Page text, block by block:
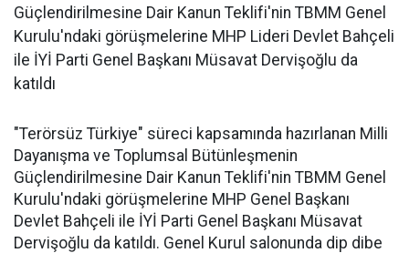
Güçlendirilmesine Dair Kanun Teklifi'nin TBMM Genel
Kurulu'ndaki görüşmelerine MHP Lideri Devlet Bahçeli
ile İYİ Parti Genel Başkanı Müsavat Dervişoğlu da
katıldı
"Terörsüz Türkiye" süreci kapsamında hazırlanan Milli
Dayanışma ve Toplumsal Bütünleşmenin
Güçlendirilmesine Dair Kanun Teklifi'nin TBMM Genel
Kurulu'ndaki görüşmelerine MHP Genel Başkanı
Devlet Bahçeli ile İYİ Parti Genel Başkanı Müsavat
Dervişoğlu da katıldı. Genel Kurul salonunda dip dibe